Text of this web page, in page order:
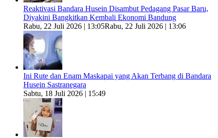
Reaktivasi Bandara Husein Disambut Pedagang Pasar Baru,
Diyakini Bangkitkan Kembali Ekonomi Bandung
Rabu, 22 Juli 2026 | 13:05Rabu, 22 Juli 2026 | 13:06
Ini Rute dan Enam Maskapai yang Akan Terbang di Bandara
Husein Sastranegara
Sabtu, 18 Juli 2026 | 15:49